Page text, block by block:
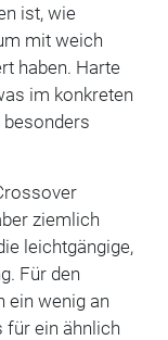
ist, wie
mit weich
haben. Harte
im konkreten
ziemlich
leichtgängige,
Für den
ein wenig an
für ein ähnlich